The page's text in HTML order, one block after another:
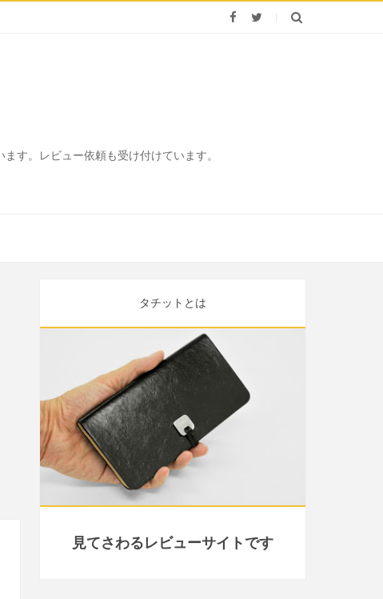
す。レビュー依頼も受け付けています。
タチットとは
見てさわるレビューサイトです